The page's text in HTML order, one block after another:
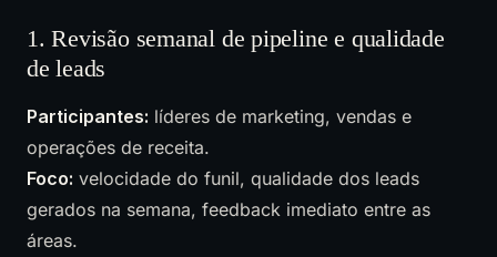
1. Revisão semanal de pipeline e qualidade
de leads
Participantes: líderes de marketing, vendas e
operações de receita.
Foco: velocidade do funil, qualidade dos leads
gerados na semana, feedback imediato entre as
áreas.